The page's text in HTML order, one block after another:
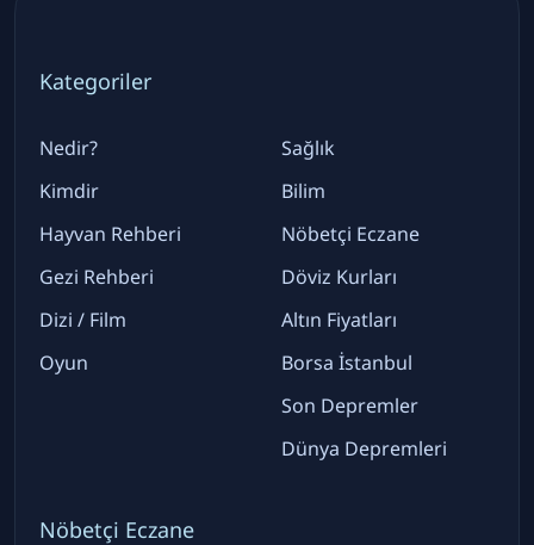
Kategoriler
Nedir?
Kimdir
Hayvan Rehberi
Gezi Rehberi
Dizi / Film
Oyun
Sağlık
Bilim
Nöbetçi Eczane
Döviz Kurları
Altın Fiyatları
Borsa İstanbul
Son Depremler
Dünya Depremleri
Nöbetçi Eczane